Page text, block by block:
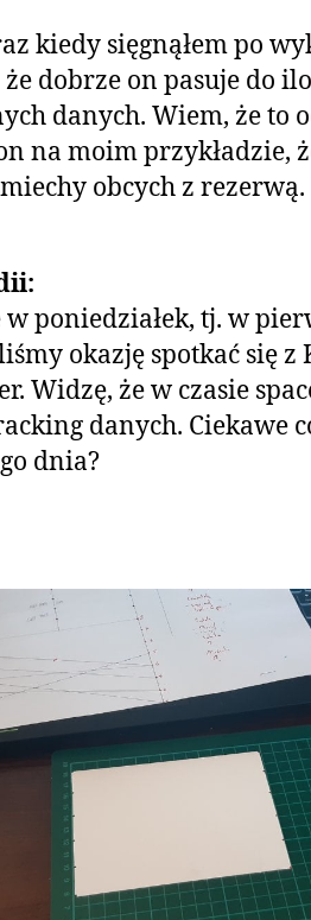
kiedy sięgnąłem po
dobrze on pasuje do
danych. Wiem, że to
na moim przykładzie,
obcych z
w poniedziałek, tj. w
okazję spotkać się z
Widzę, że w czasie
danych. Ciekawe
dnia?